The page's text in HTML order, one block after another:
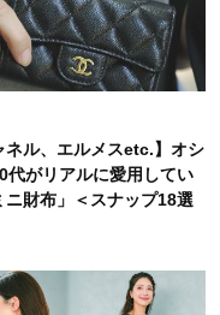
流行中！人と被らない
ネル、エルメスetc.】オシ
代がリアルに愛用してい
ニ財布」＜スナップ18選